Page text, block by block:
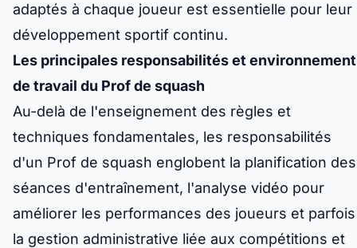
adaptés à chaque joueur est essentielle pour leur
développement sportif continu.
Les principales responsabilités et environnement
de travail du Prof de squash
Au-delà de l'enseignement des règles et
techniques fondamentales, les responsabilités
d'un Prof de squash englobent la planification des
séances d'entraînement, l'analyse vidéo pour
améliorer les performances des joueurs et parfois
la gestion administrative liée aux compétitions et